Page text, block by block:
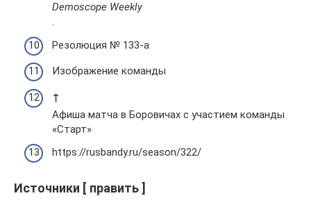
Demoscope Weekly
.
Резолюция № 133-а
Изображение команды
↑
Афиша матча в Боровичах с участием команды
«Старт»
https://rusbandy.ru/season/322/
Источники [ править ]